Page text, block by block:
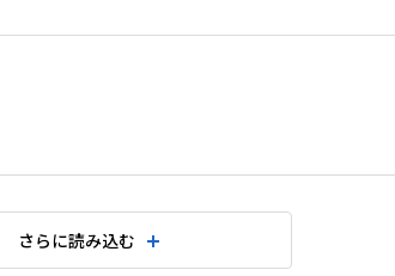
さらに読み込む